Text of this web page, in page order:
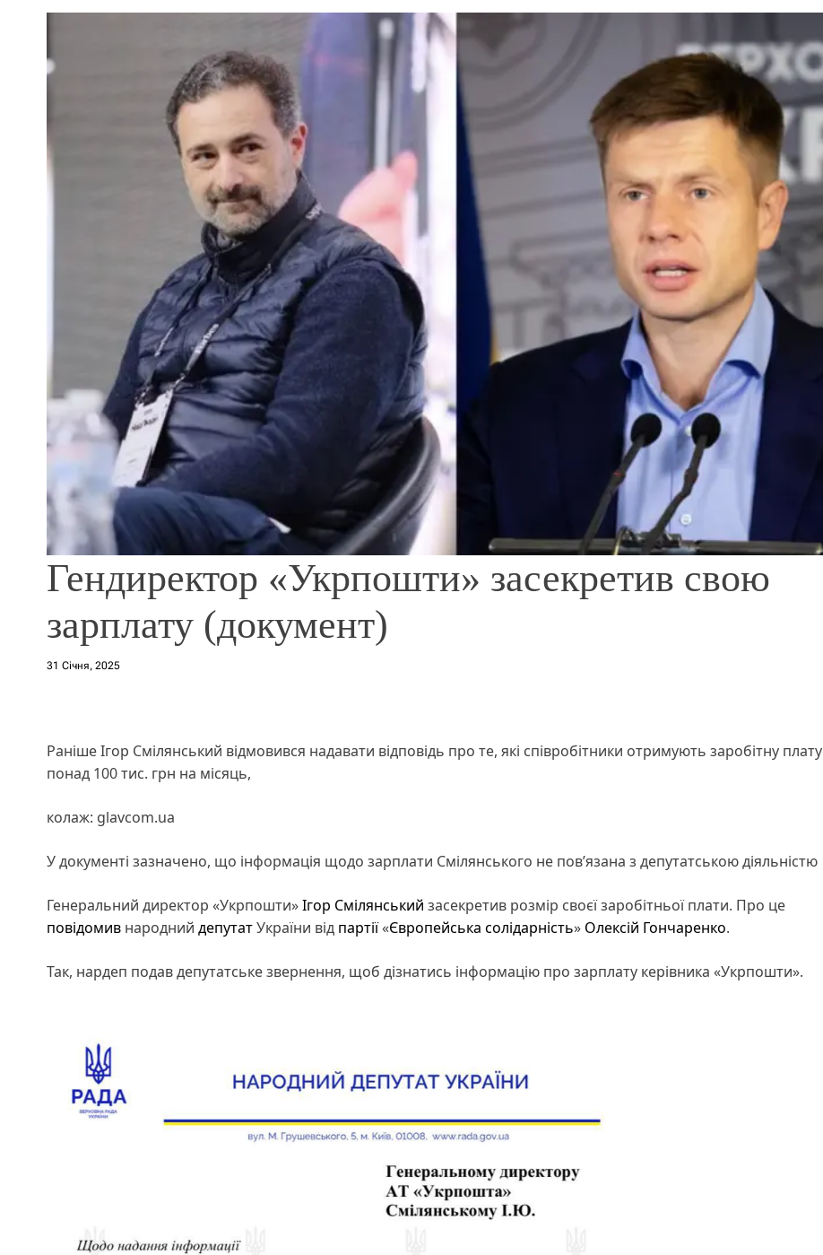
Гендиректор «Укрпошти» засекретив свою
зарплату (документ)
31 Січня, 2025
Раніше Ігор Смілянський відмовився надавати відповідь про те, які співробітники отримують заробітну плату
понад 100 тис. грн на місяць,
колаж: glavcom.ua
У документі зазначено, що інформація щодо зарплати Смілянського не пов’язана з депутатською діяльністю
Генеральний директор «Укрпошти»Ігор Смілянський засекретив розмір своєї заробітньої плати. Про це
повідомив народний депутатУкраїни від партії«Європейська солідарність» Олексій Гончаренко.
Так, нардеп подав депутатське звернення, щоб дізнатись інформацію про зарплату керівника «Укрпошти».